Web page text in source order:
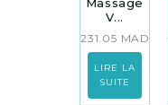
V...
231.05 MAD
LIRE LA
SUITE